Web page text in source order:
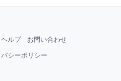
ヘルプ お問い合わせ
シーポリシー